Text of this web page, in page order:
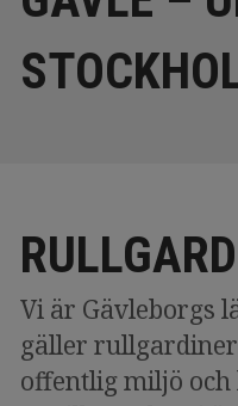
Vi är Gävleborgs
gäller
offentlig miljö